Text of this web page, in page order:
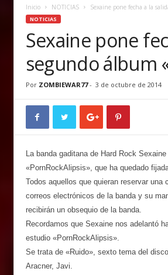
Inicio NOTICIAS Sexaine pone fecha a la
NOTICIAS
Sexaine pone
segundo álbum
Por ZOMBIEWAR77- 3 de octubre de 2014
La banda gaditana de Hard Rock
«PornRockAlipsis», que ha quedado
Todos aquellos que quieran reservar
correos electrónicos de la banda y su
recibirán un obsequio de la banda.
Recordamos que Sexaine nos adelantó
estudio «PornRockAlipsis».
Se trata de «Ruido», sexto tema del
Aracner, Javi.